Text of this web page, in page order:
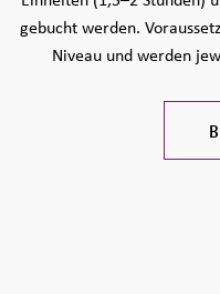
gebucht werden.
Niveau und werden